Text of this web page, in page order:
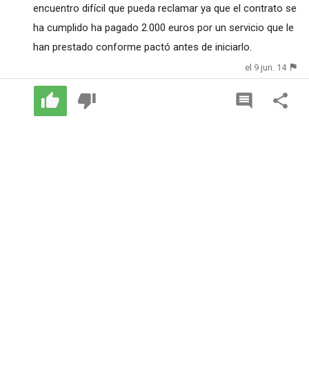
encuentro difícil que pueda reclamar ya que el contrato se
ha cumplido ha pagado 2.000 euros por un servicio que le
han prestado conforme pactó antes de iniciarlo.
el 9 jun. 14